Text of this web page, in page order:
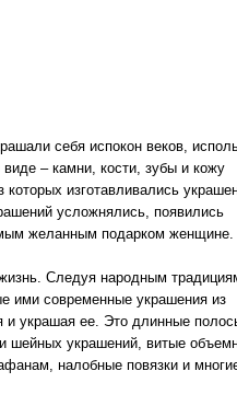
себя испокон веков,
– камни, кости, зубы и кожу
изготавливались
усложнялись, появились
желанным подарком женщине.
Следуя народным
ими современные украшения из
и украшая ее. Это длинные
шейных украшений, витые
налобные повязки и